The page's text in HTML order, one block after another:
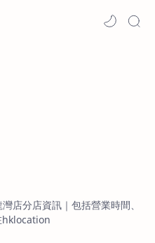
店分店資訊｜包括營業時間、
hklocation